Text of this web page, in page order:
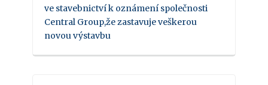
ve stavebnictví k oznámení společnosti
Central Group,že zastavuje veškerou
novou výstavbu